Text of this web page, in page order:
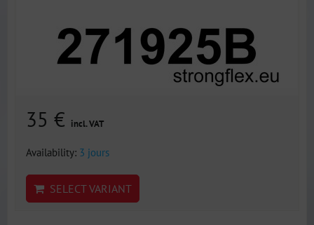
35 € incl. VAT
Availability: 3 jours
SELECT VARIANT